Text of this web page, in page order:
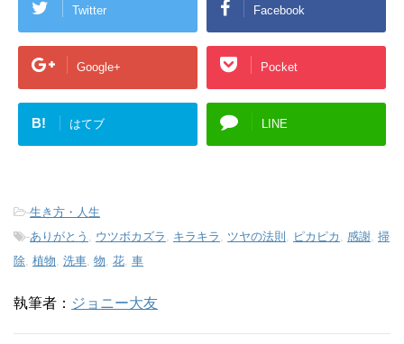
Twitter Facebook
Google+ Pocket
B! はてブ LINE
-生き方・人生
-ありがとう ウツボカズラ キラキラ ツヤの法則 ピカピカ 感謝 掃
除 植物 洗車 物 花 車
執筆者： ジョニー大友